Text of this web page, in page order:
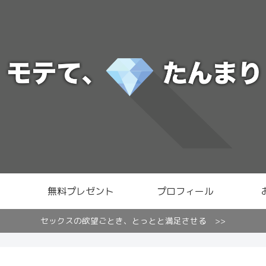
無料プレゼント プロフィール
セックスの欲望ごとき、とっとと満足させる >>